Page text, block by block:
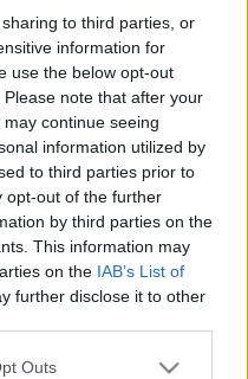
to third parties, or
information for
use the below opt-out
note that after your
continue seeing
information utilized by
to third parties prior to
opt-out of the further
by third parties on the
This information may
on the IAB’s List of
further disclose it to other
one or more Google
Outs
Φορέας
ειδικότερα η
Αττικής του
ελέγχων προέβη
με μαύρη
«JANNIS
»
3L121222,
Ελλάδα από την